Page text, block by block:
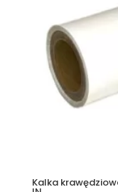
Kalka